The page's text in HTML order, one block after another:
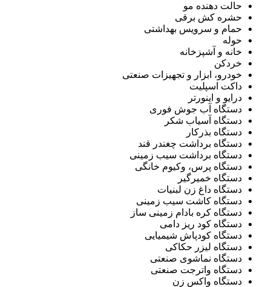
حالت دهنده مو
حشره کش برقی
حمام و سرویس بهداشتی
حوله
خانه و آشپزخانه
خردکن
خودرو، ابزار و تجهیزات صنعتی
داکت اسپلیت
درایو و اینورتر
دستگاه آب جوش فوری
دستگاه آسیاب شکر
دستگاه بذرکار
دستگاه برداشت چغندر قند
دستگاه برداشت سیب زمینی
دستگاه پرس، وکیوم خانگی
دستگاه خمیرگیر
دستگاه داغ زن لبنیات
دستگاه کاشت سیب زمینی
دستگاه کره بادام زمینی ساز
دستگاه کود ریز دامی
دستگاه کودپاش شیمیایی
دستگاه لیزر حکاکی
دستگاه نماشوی صنعتی
دستگاه واترجت صنعتی
دستگاه واکس زن